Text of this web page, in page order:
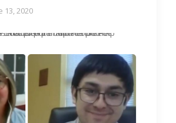
13, 2020